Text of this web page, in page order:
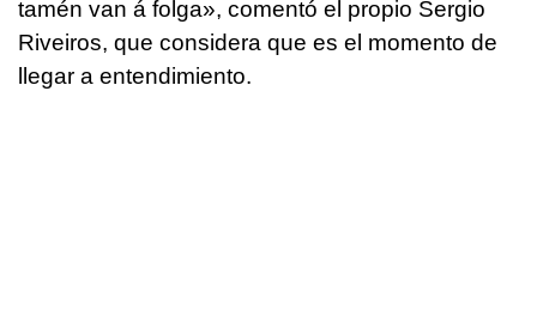
tamén van á folga», comentó el propio Sergio
Riveiros, que considera que es el momento de
llegar a entendimiento.